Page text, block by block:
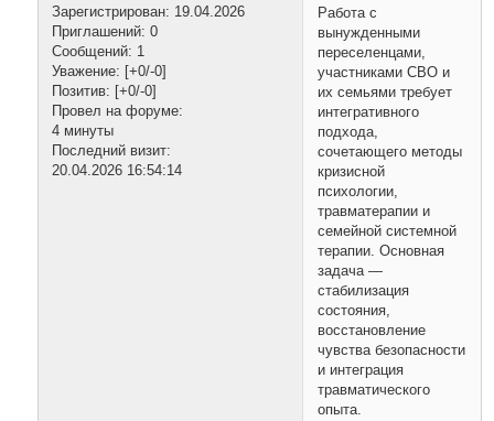
Зарегистрирован: 19.04.2026
Приглашений: 0
Сообщений: 1
Уважение: [+0/-0]
Позитив: [+0/-0]
Провел на форуме:
4 минуты
Последний визит:
20.04.2026 16:54:14
Работа с
вынужденными
переселенцами,
участниками СВО и
их семьями требует
интегративного
подхода,
сочетающего методы
кризисной
психологии,
травматерапии и
семейной системной
терапии. Основная
задача —
стабилизация
состояния,
восстановление
чувства безопасности
и интеграция
травматического
опыта.